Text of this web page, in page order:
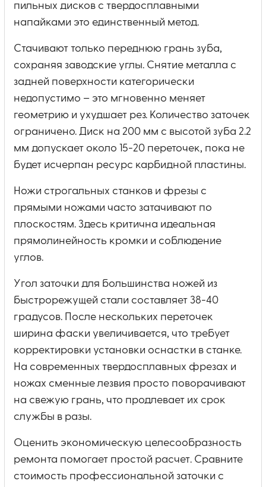
пильных дисков с твердосплавными
напайками это единственный метод.
Стачивают только переднюю грань зуба,
сохраняя заводские углы. Снятие металла с
задней поверхности категорически
недопустимо – это мгновенно меняет
геометрию и ухудшает рез. Количество заточек
ограничено. Диск на 200 мм с высотой зуба 2.2
мм допускает около 15-20 переточек, пока не
будет исчерпан ресурс карбидной пластины.
Ножи строгальных станков и фрезы с
прямыми ножами часто затачивают по
плоскостям. Здесь критична идеальная
прямолинейность кромки и соблюдение
углов.
Угол заточки для большинства ножей из
быстрорежущей стали составляет 38-40
градусов. После нескольких переточек
ширина фаски увеличивается, что требует
корректировки установки оснастки в станке.
На современных твердосплавных фрезах и
ножах сменные лезвия просто поворачивают
на свежую грань, что продлевает их срок
службы в разы.
Оценить экономическую целесообразность
ремонта помогает простой расчет. Сравните
стоимость профессиональной заточки с